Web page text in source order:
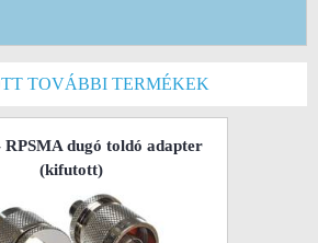
TOVÁBBI TERMÉKEK
RPSMA dugó toldó adapter
(kifutott)